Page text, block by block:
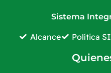
Sistema
Alcance Política